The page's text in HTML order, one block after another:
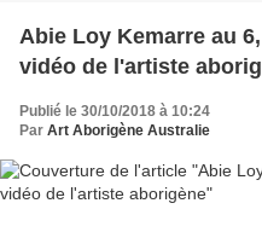
Abie Loy Kemarre au
vidéo de l'artiste
Publié le 30/10/2018 à 10:24
Par Art Aborigène Australie